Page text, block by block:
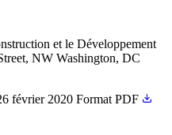
et le Développement
NW Washington, DC
février 2020 Format PDF